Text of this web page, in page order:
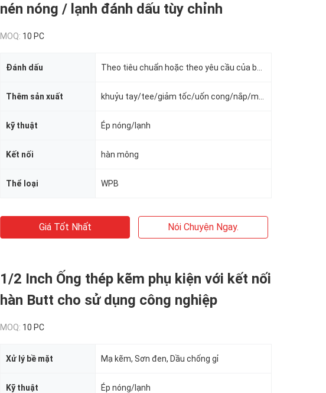
nén nóng / lạnh đánh dấu tùy chỉnh
MOQ: 10 PC
Đánh dấu
Thêm sản xuất
kỹ thuật Ép nóng/lạnh
Kết nối hàn mông
Thể loại WPB
Giá Tốt Nhất Nói Chuyện Ngay.
1/2 Inch Ống thép kẽm phụ kiện với kết nối
hàn Butt cho sử dụng công nghiệp
MOQ: 10 PC
Xử lý bề mặt Mạ kẽm, Sơn đen, Dầu chống gỉ
Kỹ thuật Ép nóng/lạnh